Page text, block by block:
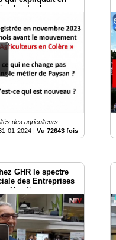
plus tard.
des agriculteurs
01-2024 |Vu 72643 fois
GHR le spectre
des Entreprises
Handicaps